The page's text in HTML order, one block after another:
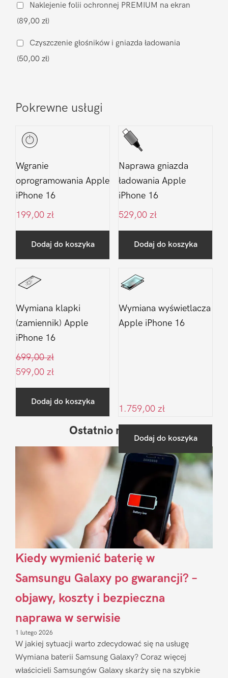
zamiennik
Oled
Apple
iPhone
Naklejenie folii ochronnej PREMIUM na ekran
(89,00 zł)
Czyszczenie głośników i gniazda ładowania
(50,00 zł)
Pokrewne usługi
Wgranie
oprogramowania Apple
iPhone 16
199,00 zł
Dodaj do koszyka
Naprawa gniazda
ładowania Apple
iPhone 16
529,00 zł
Dodaj do koszyka
Wymiana klapki
(zamiennik) Apple
iPhone 16
699,00zł
599,00 zł
Dodaj do koszyka
Wymiana wyświetlacza
Apple iPhone 16
1.759,00 zł
Dodaj do koszyka
Sidebar
Ostatnio na blogu
Kiedy wymienić baterię w
Samsungu Galaxy po gwarancji? –
objawy, koszty i bezpieczna
naprawa w serwisie
1 lutego 2026
W jakiej sytuacji warto zdecydować się na usługę
Wymiana baterii Samsung Galaxy? Coraz więcej
właścicieli Samsungów Galaxy skarży się na szybkie